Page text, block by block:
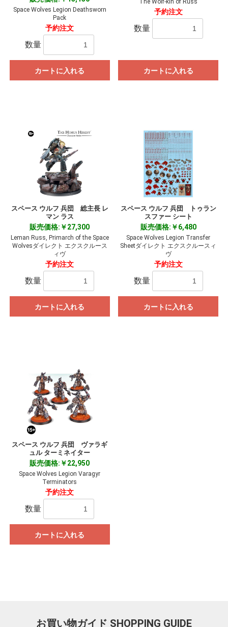
Space Wolves Legion Deathsworn
Pack
予約注文
数量
カートに入れる
The Wolf-kin of Russ
予約注文
数量
カートに入れる
スペース ウルフ 兵団 総主長 レ
マン ラス
販売価格:￥27,300
Leman Russ, Primarch of the Space
Wolvesダイレクト エクスクルース
ィヴ
予約注文
数量
カートに入れる
スペース ウルフ 兵団 トゥラン
スファー シート
販売価格:￥6,480
Space Wolves Legion Transfer
Sheetダイレクト エクスクルースィ
ヴ
予約注文
数量
カートに入れる
スペース ウルフ 兵団 ヴァラギ
ュル ターミネイター
販売価格:￥22,950
Space Wolves Legion Varagyr
Terminators
予約注文
数量
カートに入れる
お買い物を続ける カートへ進む
お買い物ガイド SHOPPING GUIDE